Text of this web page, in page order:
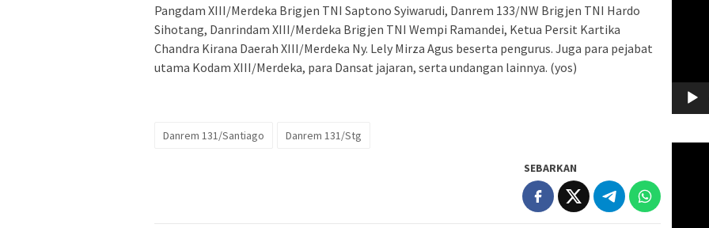
Pangdam XIII/Merdeka Brigjen TNI Saptono Syiwarudi, Danrem 133/NW Brigjen TNI Hardo
Sihotang, Danrindam XIII/Merdeka Brigjen TNI Wempi Ramandei, Ketua Persit Kartika
Chandra Kirana Daerah XIII/Merdeka Ny. Lely Mirza Agus beserta pengurus. Juga para pejabat
utama Kodam XIII/Merdeka, para Dansat jajaran, serta undangan lainnya. (yos)
Danrem 131/Santiago Danrem 131/Stg
SEBARKAN